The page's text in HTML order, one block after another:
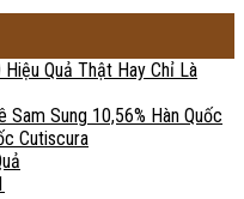
Quả Thật Hay Chỉ Là
Sung 10,56% Hàn Quốc
Cutiscura